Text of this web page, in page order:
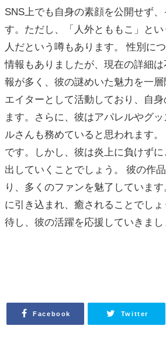
SNS上でも自身の素顔を公開せず
す。ただし、「人外とももこ」と
人だという噂もあります。 性別に
情報もありましたが、現在の詳細
報が多く、彼の謎めいた魅力を一
エイターとして活動しており、自
ます。さらに、彼はアパレルやグ
ルさんも務めていると思われます
です。しかし、彼は炎上に負けず
出していくことでしょう。 彼の作
り、多くのファンを魅了していま
に引き込まれ、癒されることでし
待し、彼の活躍を応援していきまし
Facebook Twitter